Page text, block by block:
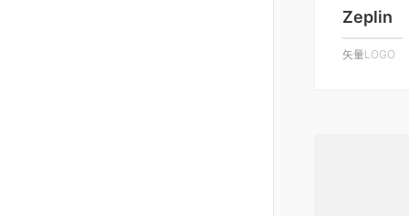
Zeplin
矢量LOGO